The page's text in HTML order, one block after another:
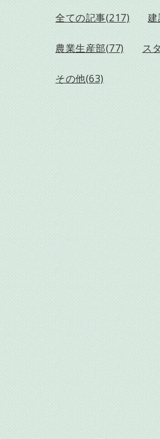
全ての記事(217)
農業生産部(77) ス
その他(63)